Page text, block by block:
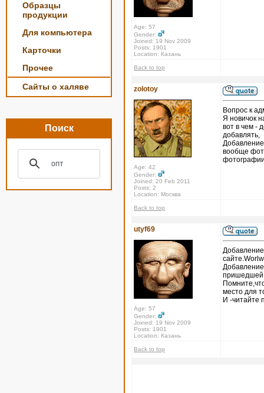
Образцы
продукции
Для компьютера
Карточки
Прочее
Сайты о халяве
Поиск
Age: 57
Gender:
Joined: 19 Nov 2009
Posts: 1901
Location: Казань
Back to top
zolotoy
Age: 42
Gender:
Joined: 20 Feb 2011
Posts: 2
Location: Москва
Вопрос к
Я новичок
вот в чем -
добавлять,
вообще
Back to top
utyf69
Age: 57
Gender:
Joined: 19 Nov 2009
Posts: 1901
Location: Казань
пришедшей
место для
И -читайте
Back to top